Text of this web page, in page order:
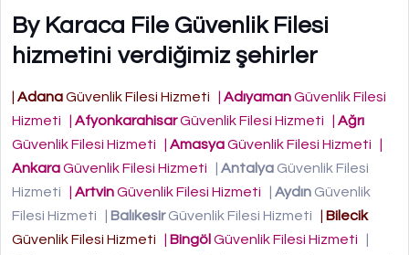
By Karaca File Güvenlik Filesi
hizmetini verdiğimiz şehirler
AdanaGüvenlik Filesi Hizmeti AdıyamanGüvenlik Filesi
Hizmeti
AfyonkarahisarGüvenlik Filesi Hizmeti
Ağrı
Güvenlik Filesi Hizmeti
AmasyaGüvenlik Filesi Hizmeti
AnkaraGüvenlik Filesi Hizmeti Antalya Güvenlik Filesi
Hizmeti
ArtvinGüvenlik Filesi Hizmeti Aydın Güvenlik
Filesi Hizmeti
BalıkesirGüvenlik Filesi Hizmeti
Bilecik
Güvenlik Filesi Hizmeti
Bingöl Güvenlik Filesi Hizmeti